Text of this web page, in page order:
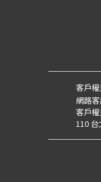
客戶
網路客
客戶權
110